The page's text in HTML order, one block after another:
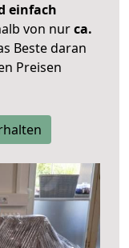
einfach
von nurca.
Beste daran
Preisen